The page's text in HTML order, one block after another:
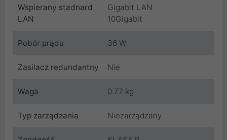
Wspierany stadnard
LAN
Gigabit LAN
10Gigabit
Pobór prądu 36 W
Zasilacz redundantny Nie
Waga 0.77 kg
Typ zarządzania Niezarządzany